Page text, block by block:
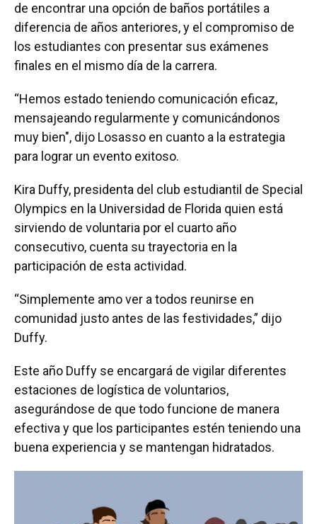
de encontrar una opción de baños portátiles a
diferencia de años anteriores, y el compromiso de
los estudiantes con presentar sus exámenes
finales en el mismo día de la carrera.
“Hemos estado teniendo comunicación eficaz,
mensajeando regularmente y comunicándonos
muy bien", dijo Losasso en cuanto a la estrategia
para lograr un evento exitoso.
Kira Duffy, presidenta del club estudiantil de Special
Olympics en la Universidad de Florida quien está
sirviendo de voluntaria por el cuarto año
consecutivo, cuenta su trayectoria en la
participación de esta actividad.
“Simplemente amo ver a todos reunirse en
comunidad justo antes de las festividades,” dijo
Duffy.
Este año Duffy se encargará de vigilar diferentes
estaciones de logística de voluntarios,
asegurándose de que todo funcione de manera
efectiva y que los participantes estén teniendo una
buena experiencia y se mantengan hidratados.